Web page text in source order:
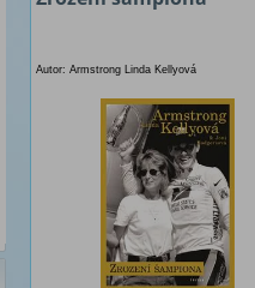
Autor: Armstrong Linda Kellyová